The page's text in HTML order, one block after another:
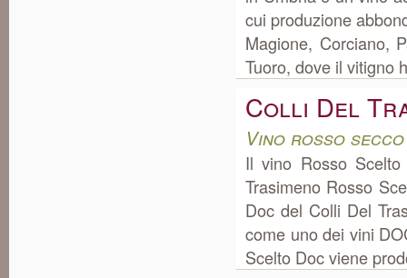
cui produzione
Magione, Corciano,
Tuoro, dove il vitigno
Colli Del
Vino rosso
Il vino Rosso
Trasimeno Rosso
Doc del Colli Del
come uno dei vini
Scelto Doc viene